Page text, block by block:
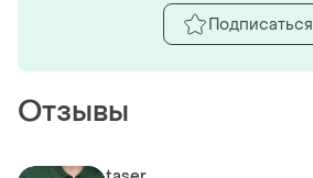
Отзывы
Подписаться